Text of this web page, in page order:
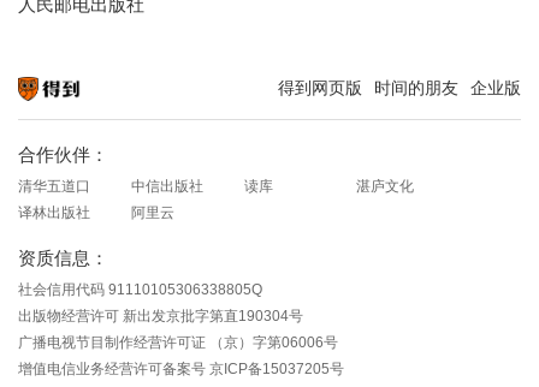
人民邮电出版社
得到网页版 时间的朋友 企业版
合作伙伴：
清华五道口 中信出版社 读库
湛庐文化
译林出版社
阿里云
资质信息：
社会信用代码 91110105306338805Q
出版物经营许可 新出发京批字第直190304号
广播电视节目制作经营许可证 （京）字第06006号
增值电信业务经营许可备案号 京ICP备15037205号